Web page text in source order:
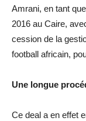
Amrani, en tant
2016 au Caire,
cession de la
football africain,
Une longue
Ce deal a en effet